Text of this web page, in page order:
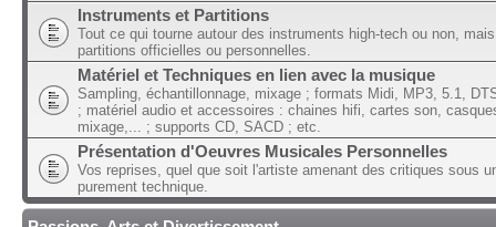
Instruments et Partitions
Tout ce qui tourne autour des instruments high-tech ou non,
partitions officielles ou personnelles.
Matériel et Techniques en lien avec la musique
Sampling, échantillonnage, mixage ; formats Midi, MP3, 5.1,
; matériel audio et accessoires : chaines hifi, cartes son,
mixage,... ; supports CD, SACD ; etc.
Présentation d'Oeuvres Musicales Personnelles
Vos reprises, quel que soit l'artiste amenant des critiques sous
purement technique.